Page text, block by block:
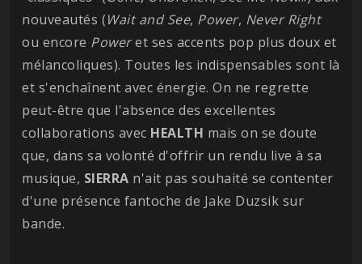
nouveautés (Wait and See, Power, Never Right
ou encore Poweret ses accents pop plus doux et
mélancoliques). Toutes les indispensables sont là
et s'enchaînent avec énergie. On ne regrette
peut-être que l'absence des excellentes
collaborations avec HEALTH mais on se doute
que, dans sa volonté d'offrir un rendu live à sa
musique, SIERRA n'ait pas souhaité se contenter
d'une présence fantoche de Jake Duzsik sur
bande.